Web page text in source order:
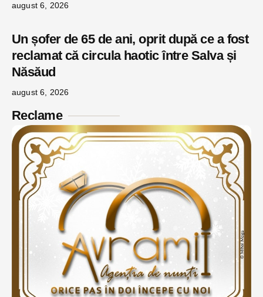
august 6, 2026
Un șofer de 65 de ani, oprit după ce a fost
reclamat că circula haotic între Salva și
Năsăud
august 6, 2026
Reclame